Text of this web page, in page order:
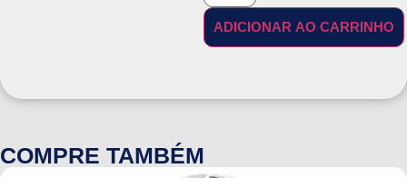
ADICIONAR AO CARRINHO
COMPRE TAMBÉM